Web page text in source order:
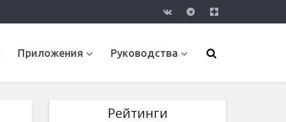
Приложения Руководства
Рейтинги